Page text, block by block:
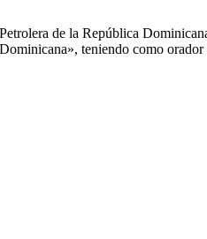
de la República
teniendo como